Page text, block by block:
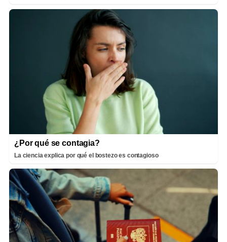
¿Por qué se contagia?
La ciencia explica por qué el bostezo es contagioso